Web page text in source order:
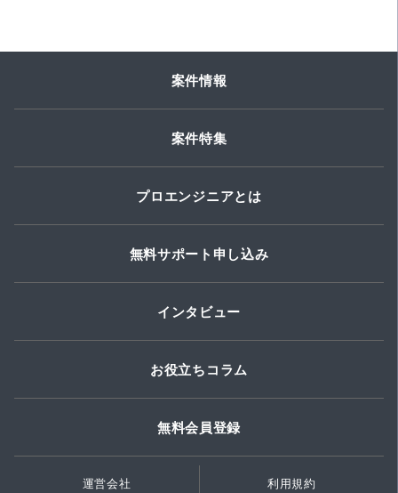
案件情報
案件特集
プロエンジニアとは
無料サポート申し込み
インタビュー
お役立ちコラム
無料会員登録
運営会社 利用規約